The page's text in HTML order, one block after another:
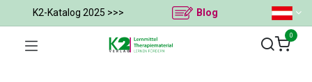
K2-Katalog 2025 >>> Blog
0